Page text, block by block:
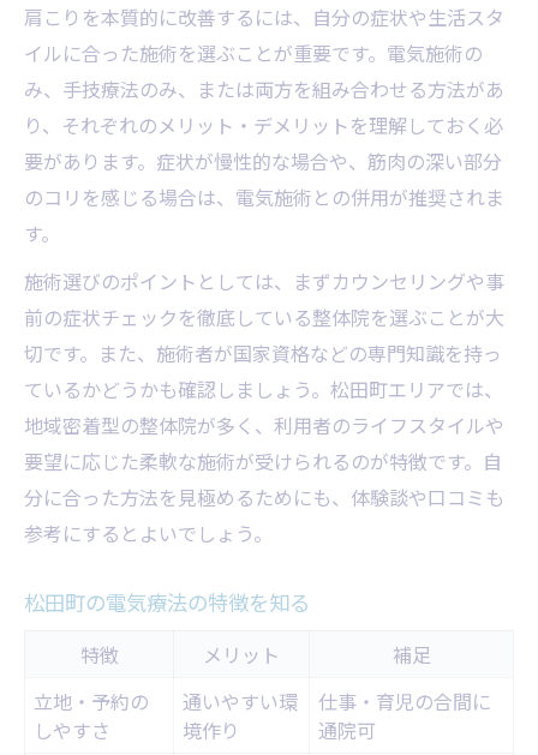
肩こりを本質的に改善するには、自分の症状や生活スタ
イルに合った施術を選ぶことが重要です。電気施術の
み、手技療法のみ、または両方を組み合わせる方法があ
り、それぞれのメリット・デメリットを理解しておく必
要があります。症状が慢性的な場合や、筋肉の深い部分
のコリを感じる場合は、電気施術との併用が推奨されま
す。
施術選びのポイントとしては、まずカウンセリングや事
前の症状チェックを徹底している整体院を選ぶことが大
切です。また、施術者が国家資格などの専門知識を持っ
ているかどうかも確認しましょう。松田町エリアでは、
地域密着型の整体院が多く、利用者のライフスタイルや
要望に応じた柔軟な施術が受けられるのが特徴です。自
分に合った方法を見極めるためにも、体験談や口コミも
参考にするとよいでしょう。
松田町の電気療法の特徴を知る
特徴 メリット
補足
立地・予約の
しやすさ
通いやすい環
境作り
仕事・育児の合間に
通院可